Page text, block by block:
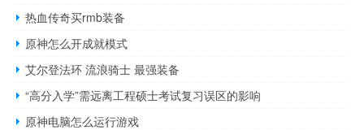
热血传奇买rmb装备
原神怎么开成就模式
艾尔登法环 流浪骑士 最强装备
“高分入学”需远离工程硕士考试复习误区的影响
原神电脑怎么运行游戏